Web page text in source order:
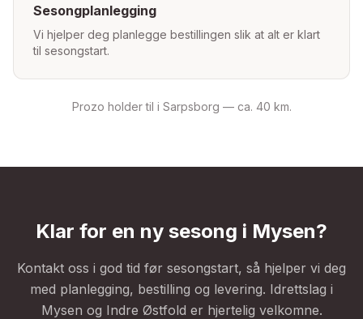
Sesongplanlegging
Vi hjelper deg planlegge bestillingen slik at alt er klart
til sesongstart.
Prozo holder til i Sarpsborg — ca. 40 km.
Klar for en ny sesong i Mysen?
Kontakt oss i god tid før sesongstart, så hjelper vi deg
med planlegging, bestilling og levering. Idrettslag i
Mysen og Indre Østfold er hjertelig velkomne.